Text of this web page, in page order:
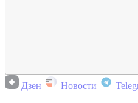
Дзен Новости